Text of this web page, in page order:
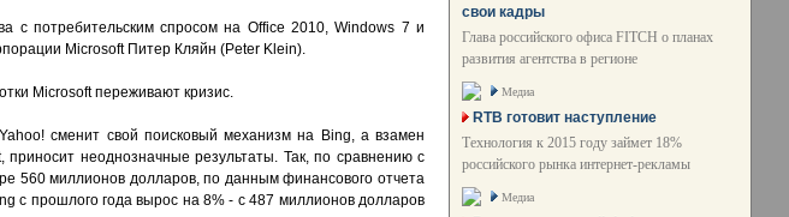
с потребительским спросом на Office 2010, Windows 7 и
Microsoft Питер Кляйн (Peter Klein).
Microsoft переживают кризис.
сменит свой поисковый механизм на Bing, а взамен
приносит неоднозначные результаты. Так, по сравнению с
560 миллионов долларов, по данным финансового отчета
с прошлого года вырос на 8% - с 487 миллионов долларов
свои кадры
Глава российского офиса FITCH о планах
развития агентства в регионе
Медиа
RTB готовит наступление
Технология к 2015 году займет 18%
российского рынка интернет-рекламы
Медиа